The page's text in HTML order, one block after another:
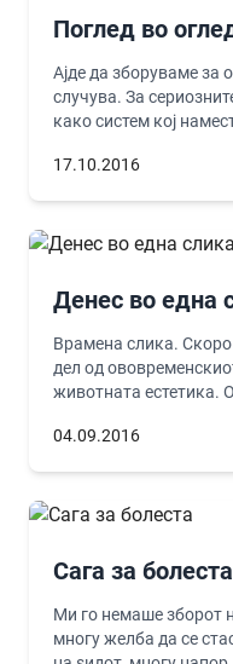
Поглед во
Ајде да зборуваме за
случува. За
како систем кој
17.10.2016
Денес во една
Врамена слика.
дел од
животната естетика.
04.09.2016
Сага за болеста
Ми го немаше зборот
многу желба да се